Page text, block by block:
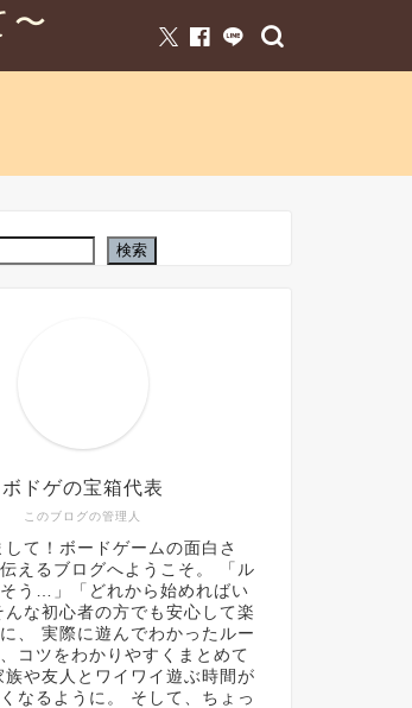
〜
検索
このブログの管理人
ボドゲの宝箱代表
して！ボードゲームの面白さ
えるブログへようこそ。 「ル
う…」「どれから始めればい
んな初心者の方でも安心して楽
、 実際に遊んでわかったルー
コツをわかりやすくまとめて
族や友人とワイワイ遊ぶ時間が
なるように。 そして、ちょっ